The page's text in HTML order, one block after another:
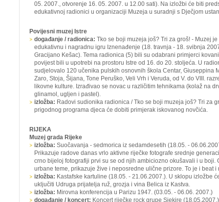
05. 2007., otvorenje 16. 05. 2007. u 12.00 sati). Na izložbi će biti
edukativnoj radionici u organizaciji Muzeja u suradnji s Dječjom
Povijesni muzej Istre
događanje / radionica: Tko se boji muzeja još? Tri za groš! - Muzej
edukativnu i nagradnu igru Iznenađenje (18. travnja - 18. svibnja
Gracijano Kešac). Tema radionica (5) bili su odabrani primjerci
povijest bili u upotrebi na prostoru Istre od 16. do 20. stoljeća. U
sudjelovalo 120 učenika pulskih osnovnih škola Centar, Giuseppina
Zaro, Stoja, Šijana, Tone Peruško, Veli Vrh i Veruda, od V. do VIII.
likovne kulture. Izrađivao se novac u različitim tehnikama (kolaž na
glinamol, ugljen i pastel).
izložba: Radovi sudionika radionica / Tko se boji muzeja još? Tri za
prigodnog programa djeca će dobiti primjerak iskovanog novčića.
RIJEKA
Muzej grada Rijeke
izložba: Suočavanja - sedmorica iz sedamdesetih (18.05. -
Prikazuje radove danas vrlo aktivne riječke fotografe srednje
crno bijeloj fotografiji prvi su se od njih ambiciozno okušavali i u boji.
urbane teme, prikazuje žive i neposredne ulične prizore. To je i beat i
izložba: Kastafske kartuline (18.05. - 21.06.2007.). U sklopu izložbe
uključiti Udruga prijatelja ruž, grozja i vina Belica iz Kastva.
izložba: Mirovna konferencija u Parizu 1947. (03.05. - 06.06. 2007.)
događanje / koncert: Koncert riječke rock grupe Sjekire (18.05.2007.)